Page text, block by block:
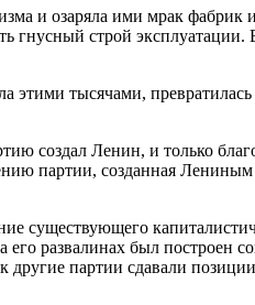
и озаряла ими мрак фабрик
гнусный строй
этими тысячами,
создал Ленин, и только
партии, созданная Лениным
существующего
развалинах был построен
партии сдавали